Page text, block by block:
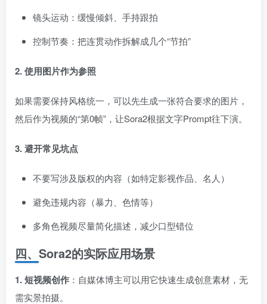
镜头运动：缓慢倾斜、手持跟拍
控制节奏：把连贯动作拆解成几个“节拍”
2. 使用图片作为参照
如果需要保持风格统一，可以先生成一张符合要求的图片，
然后作为视频的“第0帧”，让Sora2根据文字Prompt往下演。
3. 避开常见坑点
不要写涉及版权的内容（如特定影视作品、名人）
避免违规内容（暴力、色情等）
多角色视频尽量简化描述，减少口型错位
四、Sora2的实际应用场景
1. 短视频创作 ：自媒体博主可以用它快速生成创意素材，无
需实景拍摄。